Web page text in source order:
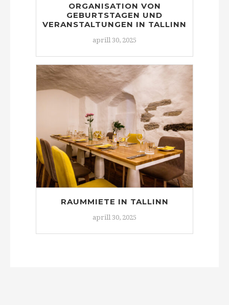
ORGANISATION VON
GEBURTSTAGEN UND
VERANSTALTUNGEN IN TALLINN
aprill 30, 2025
RAUMMIETE IN TALLINN
aprill 30, 2025